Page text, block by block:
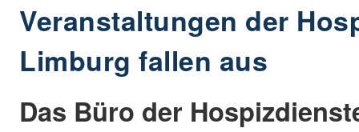
Veranstaltungen der
Limburg fallen aus
Das Büro der